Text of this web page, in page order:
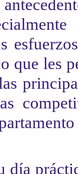
que les
s
día